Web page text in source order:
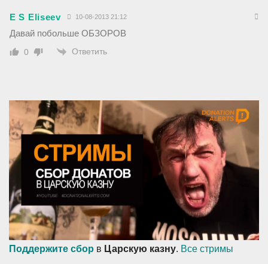
E S Eliseev 10-08-2013 21:12
Давай побольше ОБЗОРОВ
0 Ответить
Поддержите сбор в Царскую казну. Все стримы